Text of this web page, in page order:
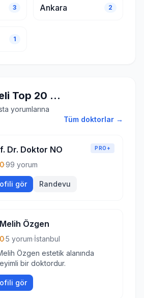
3 Ankara 2
1
Türkiye Geneli Top 20 Doktor
yorumlarına
Tüm doktorlar →
Dr. Doktor NO PRO+
·99 yorum
gör Randevu
Özgen
·5 yorum·İstanbul
Özgen estetik alanında
bir doktordur.
gör